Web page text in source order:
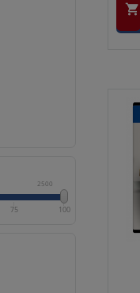
2500
75 100
